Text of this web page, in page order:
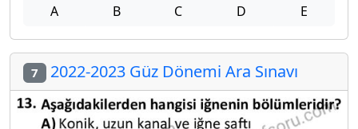
A B C D E
7 2022-2023 Güz Dönemi Ara Sınavı